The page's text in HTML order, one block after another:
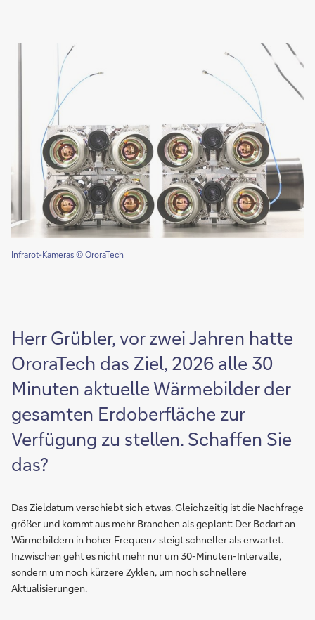
Infrarot-Kameras © OroraTech
Herr Grübler, vor zwei Jahren hatte
OroraTech das Ziel, 2026 alle 30
Minuten aktuelle Wärmebilder der
gesamten Erdoberfläche zur
Verfügung zu stellen. Schaffen Sie
das?
Das Zieldatum verschiebt sich etwas. Gleichzeitig ist die Nachfrage
größer und kommt aus mehr Branchen als geplant: Der Bedarf an
Wärmebildern in hoher Frequenz steigt schneller als erwartet.
Inzwischen geht es nicht mehr nur um 30-Minuten-Intervalle,
sondern um noch kürzere Zyklen, um noch schnellere
Aktualisierungen.